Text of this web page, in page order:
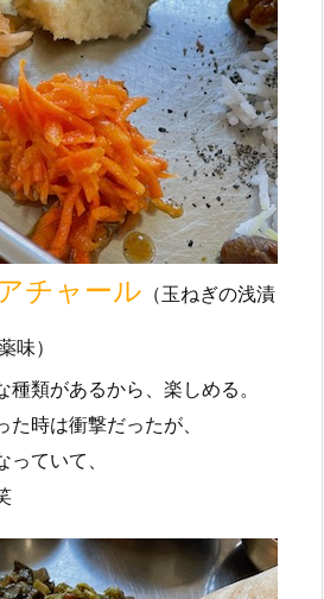
チャール （玉ねぎの浅漬
味）
類があるから、楽しめる。
時は衝撃だったが、
ていて、